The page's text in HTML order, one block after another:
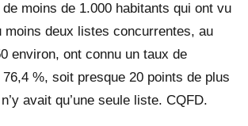
moins de 1.000 habitants qui ont vu
moins deux listes concurrentes, au
environ, ont connu un taux de
%, soit presque 20 points de plus
avait qu’une seule liste. CQFD.